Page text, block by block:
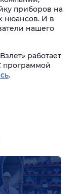
приборов на
нюансов. И в
нашего
работает
программой
.